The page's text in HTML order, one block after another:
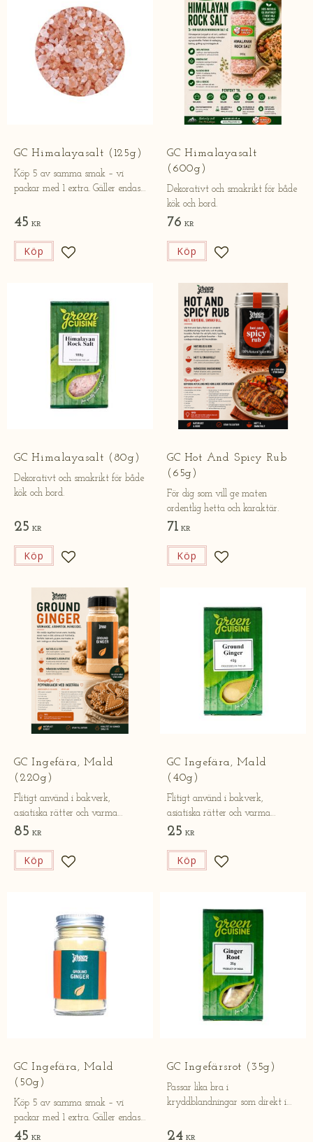
GC Himalayasalt (125g)
Köp 5 av samma smak – vi
packar med 1 extra. Gäller endast
45 KR
Lägg till i favoriter
Köp
GC Himalayasalt
(600g)
Dekorativt och smakrikt för både
kök och bord.
76 KR
Lägg till i
Köp
GC Himalayasalt (80g)
Dekorativt och smakrikt för både
kök och bord.
25 KR
Lägg till i favoriter
Köp
GC Hot And Spicy Rub
(65g)
För dig som vill ge maten
ordentlig hetta och karaktär.
71 KR
Lägg till i
Köp
GC Ingefära, Mald
(220g)
Flitigt använd i bakverk,
asiatiska rätter och varma
drycker.
85 KR
Lägg till i favoriter
Köp
GC Ingefära, Mald
(40g)
Flitigt använd i bakverk,
asiatiska rätter och varma
drycker.
25 KR
Lägg till i
Köp
GC Ingefära, Mald
(50g)
Köp 5 av samma smak – vi
packar med 1 extra. Gäller endast
online.
45 KR
GC Ingefärsrot (35g)
Passar lika bra i
kryddblandningar som direkt i
24 KR